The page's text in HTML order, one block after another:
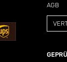
AGB